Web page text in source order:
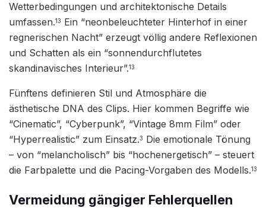
Wetterbedingungen und architektonische Details
umfassen.13 Ein “neonbeleuchteter Hinterhof in einer
regnerischen Nacht” erzeugt völlig andere Reflexionen
und Schatten als ein “sonnendurchflutetes
skandinavisches Interieur”.13
Fünftens definieren Stil und Atmosphäre die
ästhetische DNA des Clips. Hier kommen Begriffe wie
“Cinematic”, “Cyberpunk”, “Vintage 8mm Film” oder
“Hyperrealistic” zum Einsatz.3 Die emotionale Tönung
– von “melancholisch” bis “hochenergetisch” – steuert
die Farbpalette und die Pacing-Vorgaben des Modells.13
Vermeidung gängiger Fehlerquellen